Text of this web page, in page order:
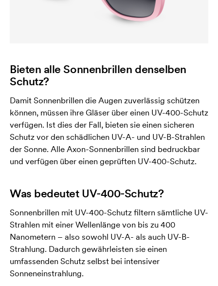
Bieten alle Sonnenbrillen denselben
Schutz?
Damit Sonnenbrillen die Augen zuverlässig schützen
können, müssen ihre Gläser über einen UV-400-Schutz
verfügen. Ist dies der Fall, bieten sie einen sicheren
Schutz vor den schädlichen UV-A- und UV-B-Strahlen
der Sonne. Alle Axon-Sonnenbrillen sind bedruckbar
und verfügen über einen geprüften UV-400-Schutz.
Was bedeutet UV-400-Schutz?
Sonnenbrillen mit UV-400-Schutz filtern sämtliche UV-
Strahlen mit einer Wellenlänge von bis zu 400
Nanometern – also sowohl UV-A- als auch UV-B-
Strahlung. Dadurch gewährleisten sie einen
umfassenden Schutz selbst bei intensiver
Sonneneinstrahlung.